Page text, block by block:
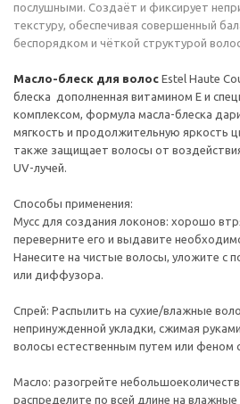
послушными. Создаёт и фиксирует
текстуру, обеспечивая совершенный
беспорядком и чёткой структурой
Масло-блеск для волос Estel Haute
блеска дополненная витамином Е и
комплексом, формула масла-блеска
мягкость и продолжительную яркость
также защищает волосы от
UV-лучей.
Способы применения:
Мусс для создания локонов: хорошо
переверните его и выдавите
Нанесите на чистые волосы, уложите с
или диффузора.
Спрей: Распылить на сухие/влажные
непринужденной укладки, сжимая
волосы естественным путем или
Масло: разогрейте
распределите по всей длине на влажные